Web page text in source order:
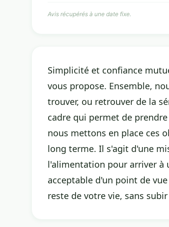
Avis récupérés à une date fixe.
Simplicité et confiance
vous propose. Ensemble,
trouver, ou retrouver de la
cadre qui permet de
nous mettons en place ces
long terme. Il s'agit d'une
l'alimentation pour arriver à
acceptable d'un point de
reste de votre vie, sans